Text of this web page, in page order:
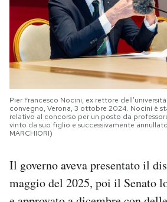
Pier Francesco Nocini, ex rettore
convegno, Verona, 3 ottobre 2024. Nocini è
relativo al concorso per un posto da
vinto da suo figlio e successivamente
MARCHIORI)
Il governo aveva presentato il
maggio del 2025, poi il Senato